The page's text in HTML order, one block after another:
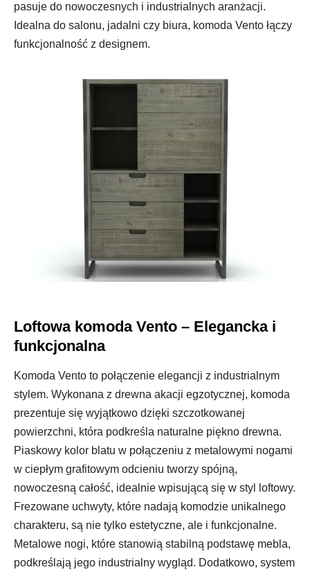
pasuje do nowoczesnych i industrialnych aranżacji.
Idealna do salonu, jadalni czy biura, komoda Vento łączy
funkcjonalność z designem.
Loftowa komoda Vento – Elegancka i
funkcjonalna
Komoda Vento to połączenie elegancji z industrialnym
stylem. Wykonana z drewna akacji egzotycznej, komoda
prezentuje się wyjątkowo dzięki szczotkowanej
powierzchni, która podkreśla naturalne piękno drewna.
Piaskowy kolor blatu w połączeniu z metalowymi nogami
w ciepłym grafitowym odcieniu tworzy spójną,
nowoczesną całość, idealnie wpisującą się w styl loftowy.
Frezowane uchwyty, które nadają komodzie unikalnego
charakteru, są nie tylko estetyczne, ale i funkcjonalne.
Metalowe nogi, które stanowią stabilną podstawę mebla,
podkreślają jego industrialny wygląd. Dodatkowo, system